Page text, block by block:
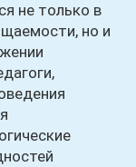
не только в
но и